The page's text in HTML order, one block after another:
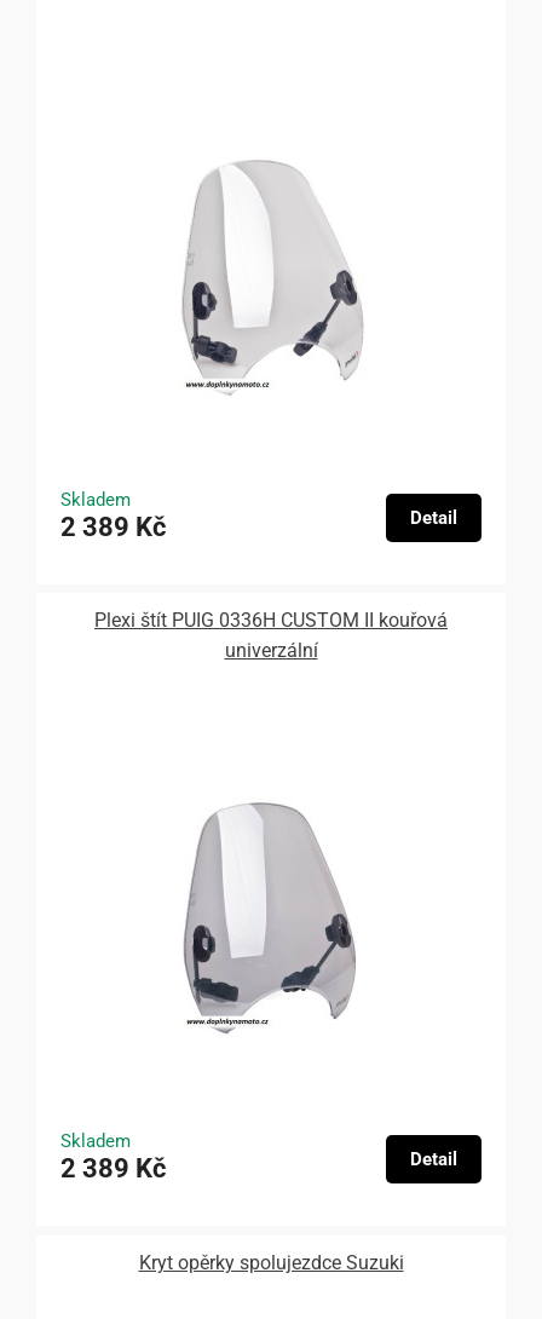
Skladem
2 389 Kč Detail
Plexi štít PUIG 0336H CUSTOM II kouřová
univerzální
Skladem
2 389 Kč Detail
Kryt opěrky spolujezdce Suzuki